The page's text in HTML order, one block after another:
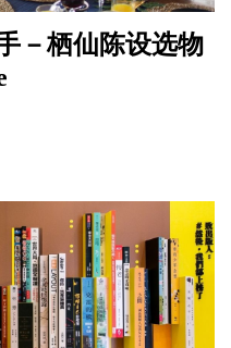
－栖仙陈设选物